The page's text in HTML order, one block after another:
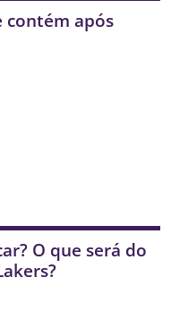
contém após
O que será do